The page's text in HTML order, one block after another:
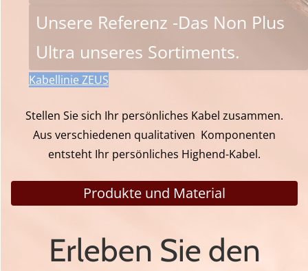
Unsere Referenz -Das Non Plus
Ultra unseres Sortiments.
Kabellinie ZEUS
APOLLON
Überragende Technik! Solide
Kabel, die Sie zum Staunen
bringen werden.
Kabellinie APOLLON
Stellen Sie sich Ihr persönliches Kabel zusammen.
Aus verschiedenen qualitativen Komponenten
entsteht Ihr persönliches Highend-Kabel.
Produkte und Material
Erleben Sie den